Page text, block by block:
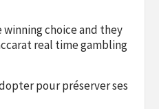
choice and they
real time gambling
pour préserver ses